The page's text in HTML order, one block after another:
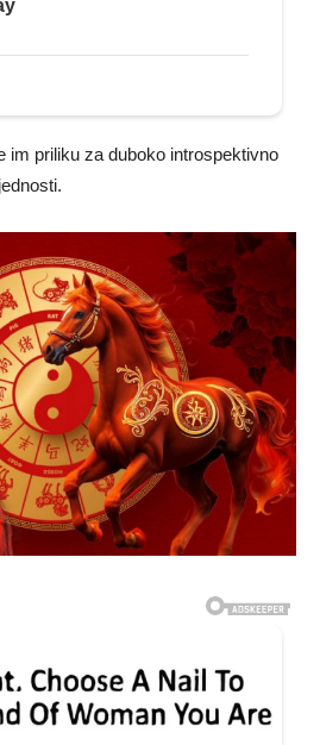
im priliku za duboko introspektivno